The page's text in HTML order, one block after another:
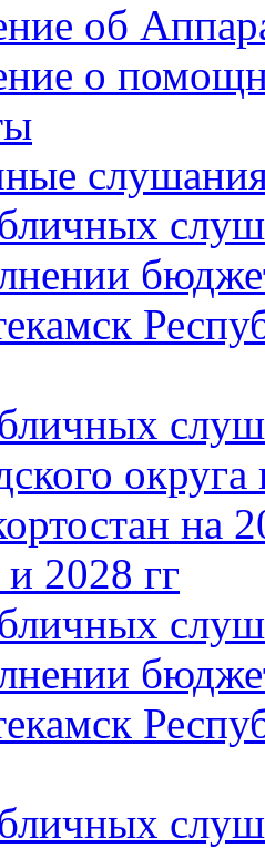
об
о
на
2028 гг